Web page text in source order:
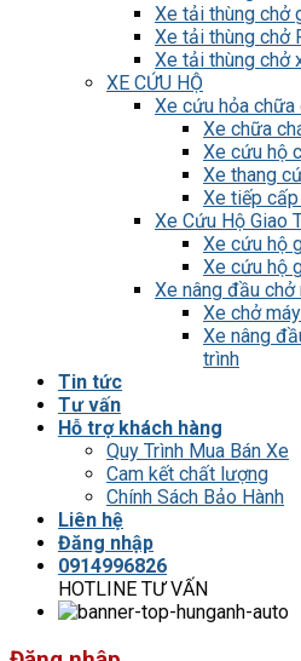
Xe tải thùng chở
Xe tải thùng chở
Xe tải thùng chở
XE CỨU HỘ
Xe cứu hỏa chữa
Xe chữa
Xe cứu hộ
Xe thang
Xe tiếp
Xe Cứu Hộ Giao
Xe cứu hộ
Xe cứu hộ
Xe nâng đầu
Xe chở
Xe nâng
trình
Tin tức
Tư vấn
Hỗ trợ khách hàng
Quy Trình Mua Bán Xe
Cam kết chất lượng
Chính Sách Bảo Hành
Liên hệ
Đăng nhập
0914996826
HOTLINE TƯ VẤN